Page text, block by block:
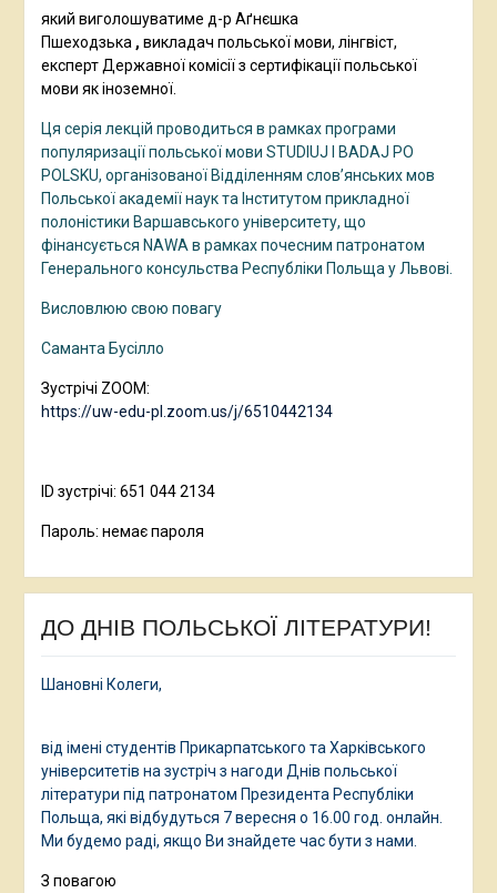
який виголошуватиме д-р Аґнєшка
Пшеходзька , викладач польської мови, лінгвіст,
експерт Державної комісії з сертифікації польської
мови як іноземної.
Ця серія лекцій проводиться в рамках програми
популяризації польської мови STUDIUJ I BADAJ PO
POLSKU, організованої Відділенням слов’янських мов
Польської академії наук та Інститутом прикладної
полоністики Варшавського університету, що
фінансується NAWA в рамках почесним патронатом
Генерального консульства Республіки Польща у Львові.
Висловлюю свою повагу
Саманта Бусілло
Зустрічі ZOOM:
https://uw-edu-pl.zoom.us/j/6510442134
ID зустрічі: 651 044 2134
Пароль: немає пароля
ДО ДНІВ ПОЛЬСЬКОЇ ЛІТЕРАТУРИ!
Шановні Колеги,
від імені студентів Прикарпатського та Харківського
університетів на зустріч з нагоди Днів польської
літератури під патронатом Президента Республіки
Польща, які відбудуться 7 вересня о 16.00 год. онлайн.
Ми будемо раді, якщо Ви знайдете час бути з нами.
З повагою